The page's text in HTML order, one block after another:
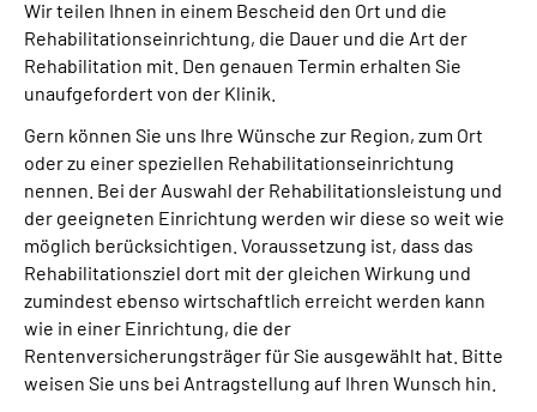
Wir teilen Ihnen in einem Bescheid den Ort und die
Rehabilitationseinrichtung, die Dauer und die Art der
Rehabilitation mit. Den genauen Termin erhalten Sie
unaufgefordert von der Klinik.
Gern können Sie uns Ihre Wünsche zur Region, zum Ort
oder zu einer speziellen Rehabilitationseinrichtung
nennen. Bei der Auswahl der Rehabilitationsleistung und
der geeigneten Einrichtung werden wir diese so weit wie
möglich berücksichtigen. Voraussetzung ist, dass das
Rehabilitationsziel dort mit der gleichen Wirkung und
zumindest ebenso wirtschaftlich erreicht werden kann
wie in einer Einrichtung, die der
Rentenversicherungsträger für Sie ausgewählt hat. Bitte
weisen Sie uns bei Antragstellung auf Ihren Wunsch hin.